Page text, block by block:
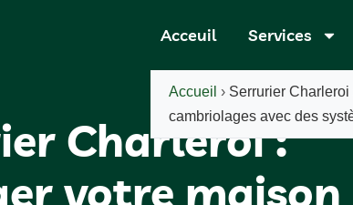
Charleroi :
votre maison
Acceuil Services
Accueil › Serrurier
cambriolages avec des